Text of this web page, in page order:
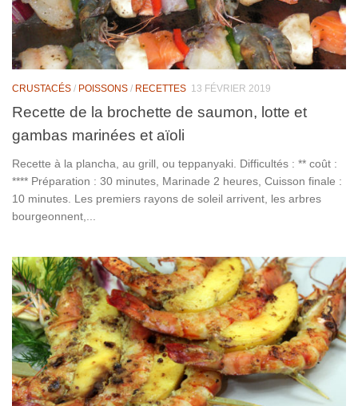
CRUSTACÉS / POISSONS / RECETTES 13 FÉVRIER 2019
Recette de la brochette de saumon, lotte et
gambas marinées et aïoli
Recette à la plancha, au grill, ou teppanyaki. Difficultés : ** coût :
**** Préparation : 30 minutes, Marinade 2 heures, Cuisson finale :
10 minutes. Les premiers rayons de soleil arrivent, les arbres
bourgeonnent,...